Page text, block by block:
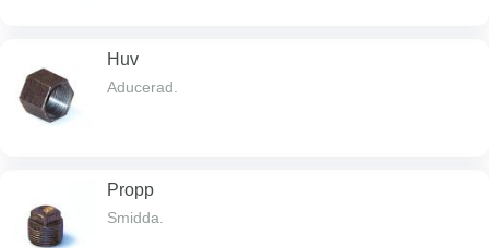
Huv
Aducerad.
Propp
Smidda.